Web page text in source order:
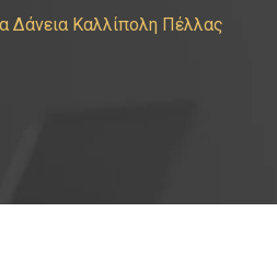
Δάνεια Καλλίπολη Πέλλας